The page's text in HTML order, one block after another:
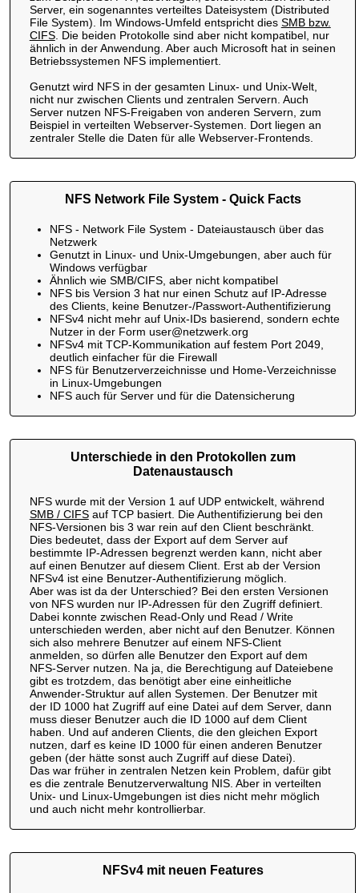
Server, ein sogenanntes verteiltes Dateisystem (Distributed
File System). Im Windows-Umfeld entspricht dies SMB bzw.
CIFS. Die beiden Protokolle sind aber nicht kompatibel, nur
ähnlich in der Anwendung. Aber auch Microsoft hat in seinen
Betriebssystemen NFS implementiert.
Genutzt wird NFS in der gesamten Linux- und Unix-Welt,
nicht nur zwischen Clients und zentralen Servern. Auch
Server nutzen NFS-Freigaben von anderen Servern, zum
Beispiel in verteilten Webserver-Systemen. Dort liegen an
zentraler Stelle die Daten für alle Webserver-Frontends.
NFS Network File System - Quick Facts
NFS - Network File System - Dateiaustausch über das
Netzwerk
Genutzt in Linux- und Unix-Umgebungen, aber auch für
Windows verfügbar
Ähnlich wie SMB/CIFS, aber nicht kompatibel
NFS bis Version 3 hat nur einen Schutz auf IP-Adresse
des Clients, keine Benutzer-/Passwort-Authentifizierung
NFSv4 nicht mehr auf Unix-IDs basierend, sondern echte
Nutzer in der Form user@netzwerk.org
NFSv4 mit TCP-Kommunikation auf festem Port 2049,
deutlich einfacher für die Firewall
NFS für Benutzerverzeichnisse und Home-Verzeichnisse
in Linux-Umgebungen
NFS auch für Server und für die Datensicherung
Unterschiede in den Protokollen zum
Datenaustausch
NFS wurde mit der Version 1 auf UDP entwickelt, während
SMB / CIFSauf TCP basiert. Die Authentifizierung bei den
NFS-Versionen bis 3 war rein auf den Client beschränkt.
Dies bedeutet, dass der Export auf dem Server auf
bestimmte IP-Adressen begrenzt werden kann, nicht aber
auf einen Benutzer auf diesem Client. Erst ab der Version
NFSv4 ist eine Benutzer-Authentifizierung möglich.
Aber was ist da der Unterschied? Bei den ersten Versionen
von NFS wurden nur IP-Adressen für den Zugriff definiert.
Dabei konnte zwischen Read-Only und Read / Write
unterschieden werden, aber nicht auf den Benutzer. Können
sich also mehrere Benutzer auf einem NFS-Client
anmelden, so dürfen alle Benutzer den Export auf dem
NFS-Server nutzen. Na ja, die Berechtigung auf Dateiebene
gibt es trotzdem, das benötigt aber eine einheitliche
Anwender-Struktur auf allen Systemen. Der Benutzer mit
der ID 1000 hat Zugriff auf eine Datei auf dem Server, dann
muss dieser Benutzer auch die ID 1000 auf dem Client
haben. Und auf anderen Clients, die den gleichen Export
nutzen, darf es keine ID 1000 für einen anderen Benutzer
geben (der hätte sonst auch Zugriff auf diese Datei).
Das war früher in zentralen Netzen kein Problem, dafür gibt
es die zentrale Benutzerverwaltung NIS. Aber in verteilten
Unix- und Linux-Umgebungen ist dies nicht mehr möglich
und auch nicht mehr kontrollierbar.
NFSv4 mit neuen Features